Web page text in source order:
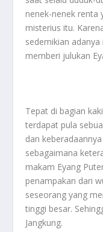
nenek-nenek renta
misterius itu.
sedemikian
memberi julukan
Tepat di bagian
terdapat pula
dan
sebagaimana
makam Eyang
penampakan dari
seseorang yang
tinggi besar.
Jangkung.